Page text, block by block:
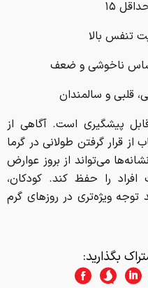
تنفس بالا
ناخوشی و ضعف
قلبی و سالمندان
پیشگیری است. آگاهی از
قرار گرفتن طولانی در گرما
می‌تواند از بروز عوارض
را حفظ کند. کودکان،
توجه ویژه‌تری در روزهای گرم
بگذارید: